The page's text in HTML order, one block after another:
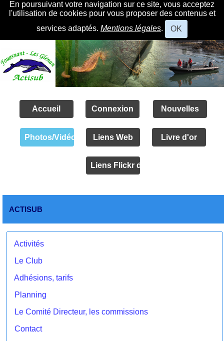
En poursuivant votre navigation sur ce site, vous acceptez
l'utilisation de cookies pour vous proposer des contenus et
services adaptés. Mentions légales. OK
Accueil Connexion Nouvelles
Photos/Vidéos Liens Web Livre d'or
Liens Flickr des amis
ACTISUB
Activités
Le Club
Adhésions, tarifs
Planning
Le Comité Directeur, les commissions
Contact